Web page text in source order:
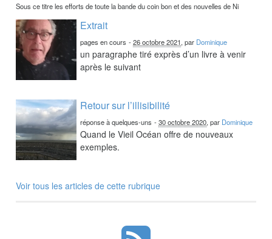
Sous ce titre les efforts de toute la bande du coin bon et des nouvelles de Ni
Extrait
pages en cours -26 octobre 2021, par Dominique
un paragraphe tiré exprès d’un livre à venir
après le suivant
Retour sur l’illisibilité
réponse à quelques-uns -30 octobre 2020, par Dominique
Quand le Vieil Océan offre de nouveaux
exemples.
Voir tous les articles de cette rubrique